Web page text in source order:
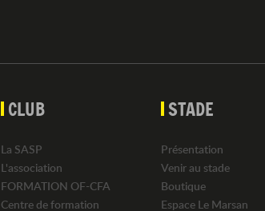
CLUB
La SASP
L'association
FORMATION OF-CFA
Centre de formation
STADE
Présentation
Venir au stade
Boutique
Espace Le Marsan